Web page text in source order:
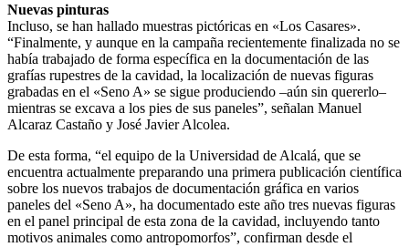
Nuevas pinturas
Incluso, se han hallado muestras pictóricas en «Los Casares».
“Finalmente, y aunque en la campaña recientemente finalizada no se
había trabajado de forma específica en la documentación de las
grafías rupestres de la cavidad, la localización de nuevas figuras
grabadas en el «Seno A» se sigue produciendo –aún sin quererlo–
mientras se excava a los pies de sus paneles”, señalan Manuel
Alcaraz Castaño y José Javier Alcolea.
De esta forma, “el equipo de la Universidad de Alcalá, que se
encuentra actualmente preparando una primera publicación científica
sobre los nuevos trabajos de documentación gráfica en varios
paneles del «Seno A», ha documentado este año tres nuevas figuras
en el panel principal de esta zona de la cavidad, incluyendo tanto
motivos animales como antropomorfos”, confirman desde el